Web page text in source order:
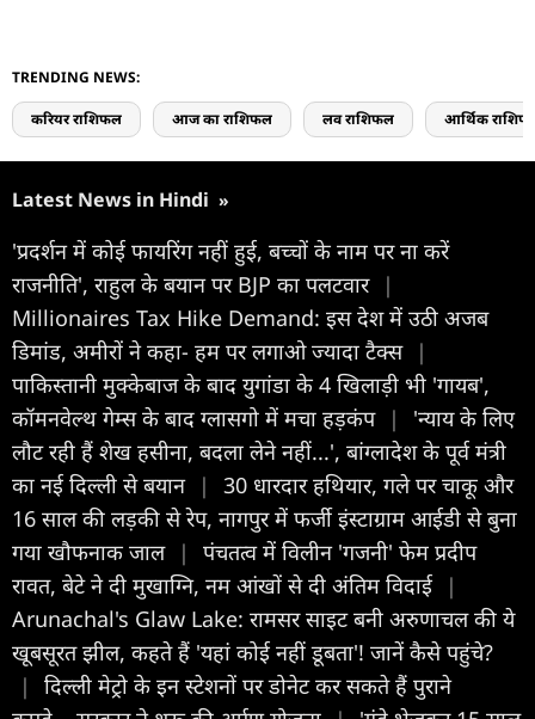
TRENDING NEWS:
करियर राशिफल आज का राशिफल लव राशिफल आर्थिक
Latest News in Hindi »
'प्रदर्शन में कोई फायरिंग नहीं हुई, बच्चों के नाम पर ना करें
राजनीति', राहुल के बयान पर BJP का पलटवार |
Millionaires Tax Hike Demand: इस देश में उठी अजब
डिमांड, अमीरों ने कहा- हम पर लगाओ ज्यादा टैक्स |
पाकिस्तानी मुक्केबाज के बाद युगांडा के 4 खिलाड़ी भी 'गायब',
कॉमनवेल्थ गेम्स के बाद ग्लासगो में मचा हड़कंप |
'न्याय के लिए
लौट रही हैं शेख हसीना, बदला लेने नहीं...', बांग्लादेश के पूर्व मंत्री
का नई दिल्ली से बयान |
30 धारदार हथियार, गले पर चाकू और
16 साल की लड़की से रेप, नागपुर में फर्जी इंस्टाग्राम आईडी से बुना
गया खौफनाक जाल |
पंचतत्व में विलीन 'गजनी' फेम प्रदीप
रावत, बेटे ने दी मुखाग्नि, नम आंखों से दी अंतिम विदाई
|
Arunachal's Glaw Lake: रामसर साइट बनी अरुणाचल की ये
खूबसूरत झील, कहते हैं 'यहां कोई नहीं डूबता'! जानें कैसे पहुंचे?
|
दिल्ली मेट्रो के इन स्टेशनों पर डोनेट कर सकते हैं पुराने